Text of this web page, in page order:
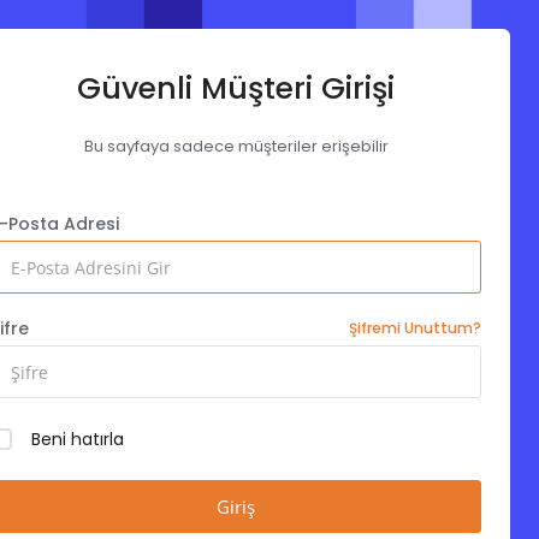
Güvenli Müşteri Girişi
Bu sayfaya sadece müşteriler erişebilir
Posta Adresi
Şifremi Unuttum?
Beni hatırla